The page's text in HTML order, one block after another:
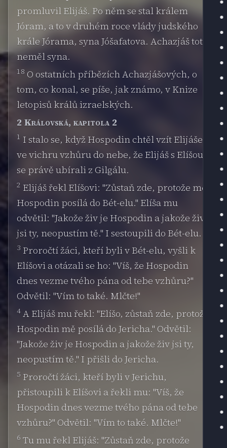
promluvil Elijáš. Po něm se stal králem
Jóram, a to v druhém roce vlády judského
krále Jórama, syna Jóšafatova. Achazjáš totiž
neměl syna.
18 O ostatních příbězích Achazjášových, o
tom, co konal, se píše, jak známo, v Knize
letopisů králů izraelských.
2 Královská, kapitola 2
1 I stalo se, když Hospodin chtěl vzít Elijáše
ve vichru vzhůru do nebe, že Elijáš s Elíšou
se právě ubírali z Gilgálu.
2 Elijáš řekl Elíšovi: "Zůstaň zde, protože mě
Hospodin posílá do Bét-elu." Elíša mu
odvětil: "Jakože živ je Hospodin a jakože živ
jsi ty, neopustím tě." I sestoupili do Bét-elu.
3 Proročtí žáci, kteří byli v Bét-elu, vyšli k
Elíšovi a otázali se ho: "Víš, že Hospodin
dnes vezme tvého pána od tebe vzhůru?"
Odvětil: "Vím to také. Mlčte!"
4 A Elijáš mu řekl: "Elíšo, zůstaň zde, protože
Hospodin mě posílá do Jericha." Odvětil:
"Jakože živ je Hospodin a jakože živ jsi ty,
neopustím tě." I přišli do Jericha.
5 Proročtí žáci, kteří byli v Jerichu,
přistoupili k Elíšovi a řekli mu: "Víš, že
Hospodin dnes vezme tvého pána od tebe
vzhůru?" Odvětil: "Vím to také. Mlčte!"
6 Tu mu řekl Elijáš: "Zůstaň zde, protože